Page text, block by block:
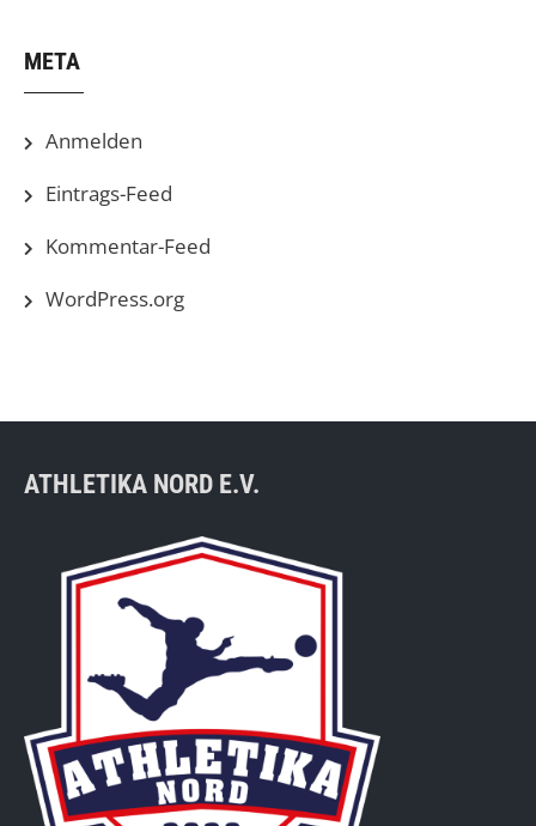
META
Anmelden
Eintrags-Feed
Kommentar-Feed
WordPress.org
ATHLETIKA NORD E.V.